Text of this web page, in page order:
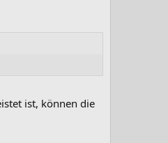
ist, können die